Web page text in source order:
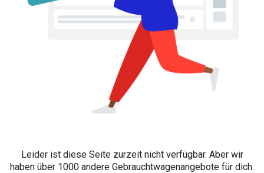
Leider ist diese Seite zurzeit nicht verfügbar. Aber wir
haben über 1000 andere Gebrauchtwagenangebote für dich.